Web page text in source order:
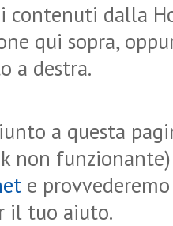
contenuti dalla
qui sopra,
a destra.
a questa
non
e
il tuo aiuto.